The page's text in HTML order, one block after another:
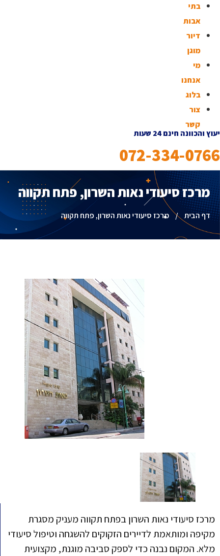
בתי
אבות
דיור
מוגן
מי
אנחנו
בלוג
צור
קשר
יעוץ והכוונה חינם 24 שעות
072-334-0766
מרכז סיעודי נאות השרון, פתח תקווה
דף הבית / מרכז סיעודי נאות השרון, פתח תקווה
מרכז סיעודי נאות השרון בפתח תקווה מעניק מסגרת
מקיפה ומותאמת לדיירים הזקוקים להשגחה וטיפול סיעודי
מלא. המקום נבנה כדי לספק סביבה מוגנת, מקצועית